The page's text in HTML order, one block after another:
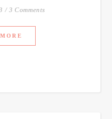
/ 3 Comments